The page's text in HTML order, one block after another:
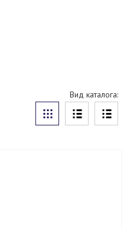
Вид каталога: